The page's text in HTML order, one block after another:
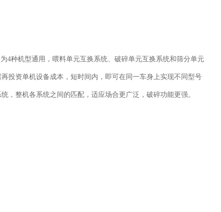
4种机型通用，喂料单元互换系统、破碎单元互换系统和筛分单元
投资单机设备成本，短时间内，即可在同一车身上实现不同型号
，整机各系统之间的匹配，适应场合更广泛，破碎功能更强。